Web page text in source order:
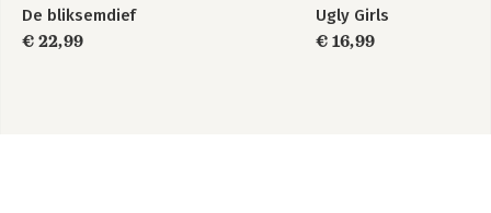
De bliksemdief
€ 22,99
Ugly Girls
€ 16,99